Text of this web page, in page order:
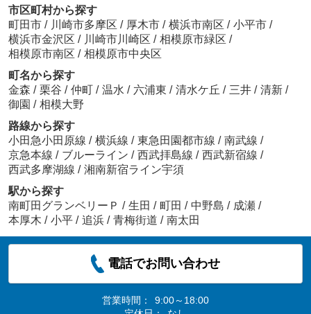
市区町村から探す
町田市 / 川崎市多摩区 / 厚木市 / 横浜市南区 / 小平市 /
横浜市金沢区 / 川崎市川崎区 / 相模原市緑区 /
相模原市南区 / 相模原市中央区
町名から探す
金森 / 栗谷 / 仲町 / 温水 / 六浦東 / 清水ケ丘 / 三井 / 清新 /
御園 / 相模大野
路線から探す
小田急小田原線 / 横浜線 / 東急田園都市線 / 南武線 /
京急本線 / ブルーライン / 西武拝島線 / 西武新宿線 /
西武多摩湖線 / 湘南新宿ライン宇須
駅から探す
南町田グランベリーＰ / 生田 / 町田 / 中野島 / 成瀬 /
本厚木 / 小平 / 追浜 / 青梅街道 / 南太田
電話でお問い合わせ
営業時間：
9:00～18:00